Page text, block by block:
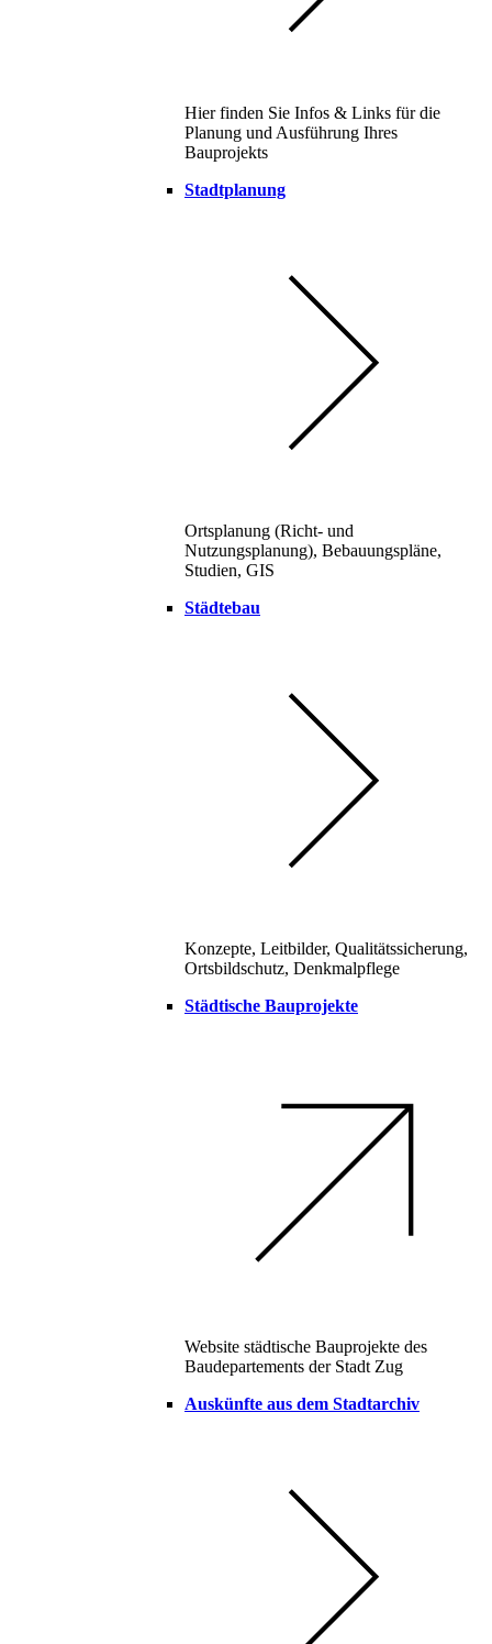
Hier finden Sie Infos & Links für die
Planung und Ausführung Ihres
Bauprojekts
Stadtplanung
Ortsplanung (Richt- und
Nutzungsplanung), Bebauungspläne,
Studien, GIS
Städtebau
Konzepte, Leitbilder, Qualitätssicherung,
Ortsbildschutz, Denkmalpflege
Städtische Bauprojekte
Website städtische Bauprojekte des
Baudepartements der Stadt Zug
Auskünfte aus dem Stadtarchiv